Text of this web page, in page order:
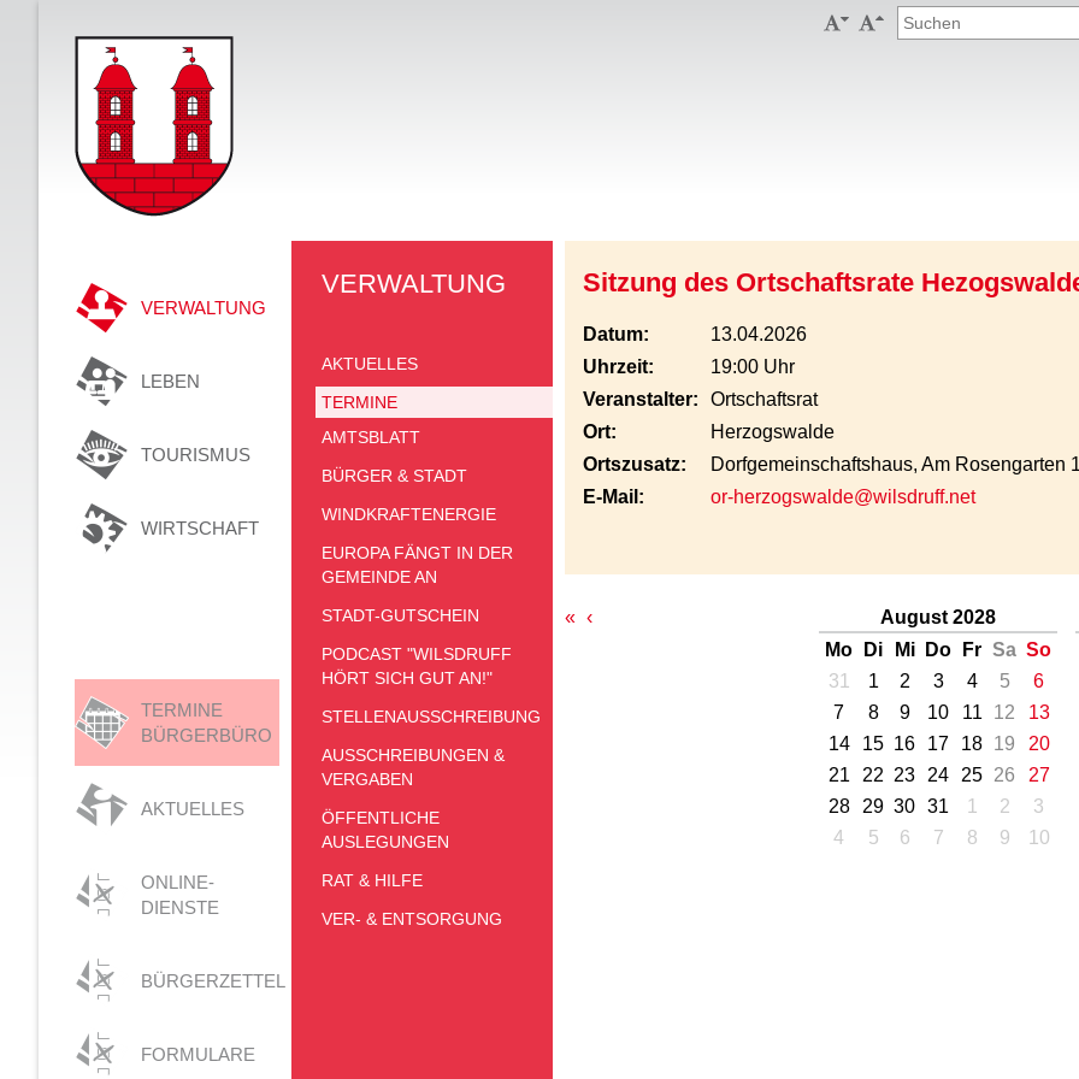
 
VERWALTUNG
LEBEN
TOURISMUS
WIRTSCHAFT
TERMINE
BÜRGERBÜRO
AKTUELLES
ONLINE-
DIENSTE
BÜRGERZETTEL
FORMULARE
VERWALTUNG
AKTUELLES
TERMINE
AMTSBLATT
BÜRGER & STADT
WINDKRAFTENERGIE
EUROPA FÄNGT IN DER
GEMEINDE AN
STADT-GUTSCHEIN
PODCAST "WILSDRUFF
HÖRT SICH GUT AN!"
STELLENAUSSCHREIBUNG
AUSSCHREIBUNGEN &
VERGABEN
ÖFFENTLICHE
AUSLEGUNGEN
RAT & HILFE
VER- & ENTSORGUNG
Sitzung des Ortschaftsrate
Datum:
13.04.2026
Uhrzeit:
19:00 Uhr
Veranstalter:
Ortschaftsrat
Ort:
Herzogswalde
Ortszusatz:
Dorfgemeinschaftshaus, Am Rosengarten
E-Mail:
or-herzogswalde@wilsdruff.net
« ‹
August 2028
Mo
Di Mi Do Fr Sa So
31
1 2 3 4 5
6
7
8 9 10 11 12
13
14
15 16 17 18 19
20
21
22 23 24 25 26
27
28
29 30 31 1 2
3
4
5 6 7 8 9 10